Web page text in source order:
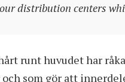
distribution centers
runt huvudet har
som gör att